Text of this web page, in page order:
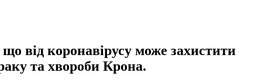
від коронавірусу може захистити
та хвороби Крона.